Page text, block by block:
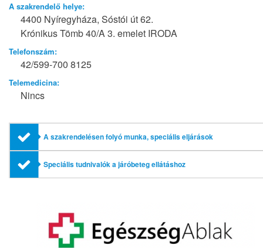
A szakrendelő helye:
4400 Nyíregyháza, Sóstói út 62.
Krónikus Tömb 40/A 3. emelet IRODA
Telefonszám:
42/599-700 8125
Telemedicina:
Nincs
A szakrendelésen folyó munka, speciális eljárások
Speciális tudnivalók a járóbeteg ellátáshoz